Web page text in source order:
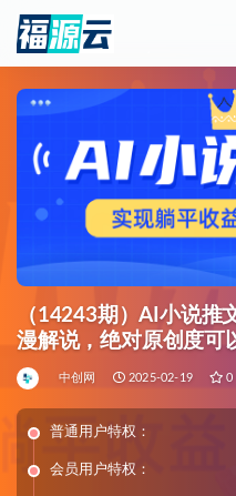
（14243期）AI小说推
漫解说，绝对原创度可
中创网 2025-02-19 0
普通用户特权：
会员用户特权：